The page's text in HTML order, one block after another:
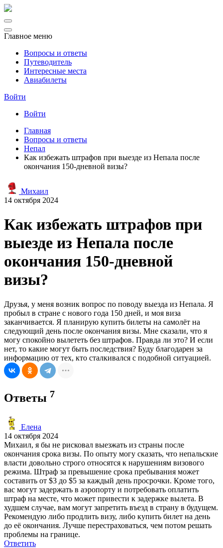
Главное меню
Вопросы и ответы
Путеводитель
Интересные места
Авиабилеты
Войти
Войти
Главная
Вопросы и ответы
Непал
Как избежать штрафов при выезде из Непала после
окончания 150-дневной визы?
Михаил
14 октября 2024
Как избежать штрафов при
выезде из Непала после
окончания 150-дневной
визы?
Друзья, у меня возник вопрос по поводу выезда из Непала. Я
пробыл в стране с нового года 150 дней, и моя виза
заканчивается. Я планирую купить билеты на самолёт на
следующий день после окончания визы. Мне сказали, что я
могу спокойно вылететь без штрафов. Правда ли это? И если
нет, то какие могут быть последствия? Буду благодарен за
информацию от тех, кто сталкивался с подобной ситуацией.
Ответы 7
Елена
14 октября 2024
Михаил, я бы не рисковал выезжать из страны после
окончания срока визы. По опыту могу сказать, что непальские
власти довольно строго относятся к нарушениям визового
режима. Штраф за превышение срока пребывания может
составить от $3 до $5 за каждый день просрочки. Кроме того,
вас могут задержать в аэропорту и потребовать оплатить
штраф на месте, что может привести к задержке вылета. В
худшем случае, вам могут запретить въезд в страну в будущем.
Рекомендую либо продлить визу, либо купить билет на день
до её окончания. Лучше перестраховаться, чем потом решать
проблемы на границе.
Ответить